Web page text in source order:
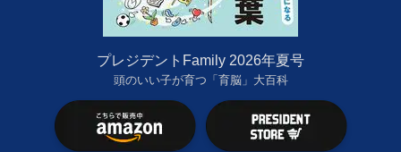
プレジデントFamily 2026年夏号
頭のいい子が育つ「育脳」大百科